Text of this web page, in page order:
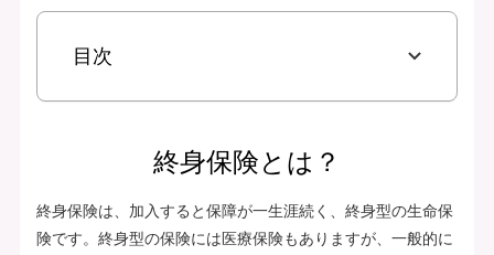
目次
終身保険とは？
終身保険は、加入すると保障が一生涯続く、終身型の生命保
険です。終身型の保険には医療保険もありますが、一般的に